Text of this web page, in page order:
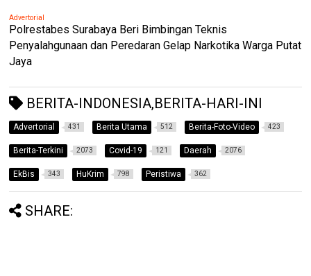
Advertorial
Polrestabes Surabaya Beri Bimbingan Teknis
Penyalahgunaan dan Peredaran Gelap Narkotika Warga Putat
Jaya
BERITA-INDONESIA,BERITA-HARI-INI
Advertorial 431 Berita Utama 512 Berita-Foto-Video 423
Berita-Terkini 2073 Covid-19 121 Daerah 2076
EkBis 343 HuKrim 798 Peristiwa 362
SHARE: